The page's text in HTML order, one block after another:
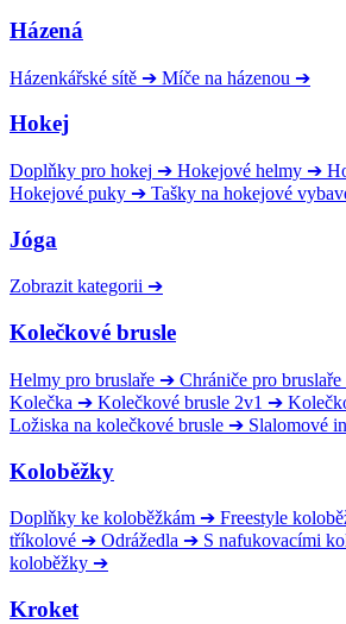
Házená
Házenkářské sítě ➔ Míče na házenou ➔
Hokej
Doplňky pro hokej ➔ Hokejové helmy ➔
Hokejové puky ➔ Tašky na hokejové
Jóga
Zobrazit kategorii ➔
Kolečkové brusle
Helmy pro bruslaře ➔ Chrániče pro bruslaře
Kolečka ➔ Kolečkové brusle 2v1 ➔
Ložiska na kolečkové brusle ➔ Slalomové
Koloběžky
Doplňky ke koloběžkám ➔ Freestyle
tříkolové ➔ Odrážedla ➔ S nafukovacími
koloběžky ➔
Kroket